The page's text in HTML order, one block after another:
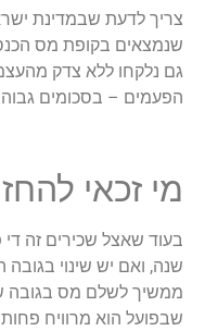
צריך לדעת שבמדינת
שנמצאים בקופת מס
גם נלקחו ללא צדק
הפעמים – בסכומים
מי זכאי
בעוד שאצל שכירים זה
שנה, ואם יש שינוי
ממשיך לשלם מס בגובה
שבפועל הוא מרוויח